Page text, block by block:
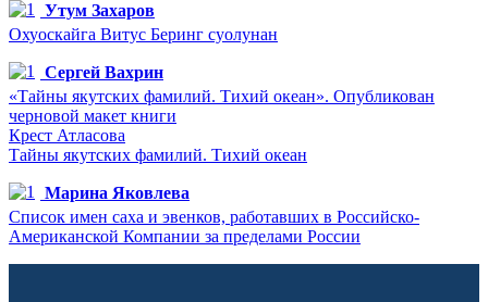
Утум Захаров
Охуоскайга Витус Беринг суолунан
Сергей Вахрин
«Тайны якутских фамилий. Тихий океан». Опубликован
черновой макет книги
Крест Атласова
Тайны якутских фамилий. Тихий океан
Марина Яковлева
Список имен саха и эвенков, работавших в Российско-
Американской Компании за пределами России